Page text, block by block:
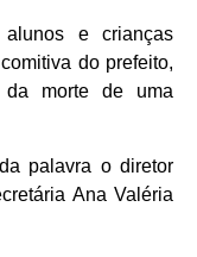
e crianças
do prefeito,
morte de uma
palavra o diretor
Ana Valéria